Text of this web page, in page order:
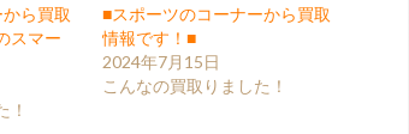
ら買取
スマー
！
■スポーツのコーナーから買取
情報です！■
2024年7月15日
こんなの買取りました！